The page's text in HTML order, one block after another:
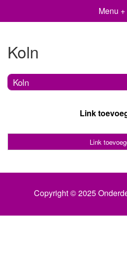
Menu +
Koln
Koln
Link
Link
Copyright © 2025